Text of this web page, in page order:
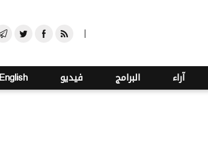
آراء البرامج فيديو English